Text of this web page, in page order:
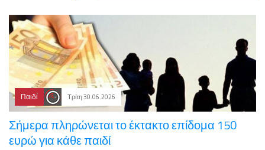
Παιδί Τρίτη 30.06.2026
Σήμερα πληρώνεται το έκτακτο επίδομα 150
ευρώ για κάθε παιδί